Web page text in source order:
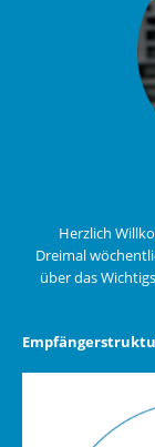
Herzlich
Dreimal
über das